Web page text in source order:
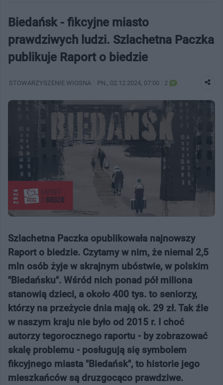
Biedańsk - fikcyjne miasto
prawdziwych ludzi. Szlachetna Paczka
publikuje Raport o biedzie
STOWARZYSZENIE WIOSNA PN. , 02.12.2024, 07:00 2
Szlachetna Paczka opublikowała najnowszy
Raport o biedzie. Czytamy w nim, że niemal 2,5
mln osób żyje w skrajnym ubóstwie, w polskim
"Biedańsku". Wśród nich ponad pół miliona
stanowią dzieci, a około 400 tys. to seniorzy,
którzy na przeżycie dnia mają ok. 29 zł. Tak źle
w naszym kraju nie było od 2015 r. I choć
autorzy tegorocznego raportu - by zobrazować
skalę problemu - posługują się symbolem
fikcyjnego miasta "Biedańsk", to historie jego
mieszkańców są druzgocąco prawdziwe.